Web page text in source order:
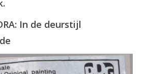
In de deurstijl